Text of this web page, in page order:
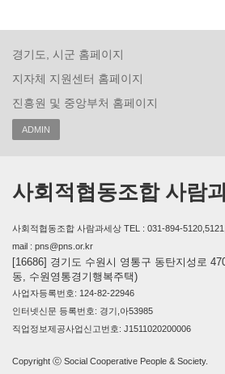
경기도, 시군 홈페이지
지자체 지원센터 홈페이지
진흥원 및 중앙부처 홈페이지
ADMIN
사회적협동조합 사람
사회적협동조합 사람과세상 TEL : 031-894-
mail : pns@pns.or.kr
[16686] 경기도 수원시 영통구 동탄지성로
동, 수원영통경기행복주택)
사업자등록번호: 124-82-22946
인터넷신문 등록번호: 경기,아53985
직업정보제공사업신고번호: J1511020200006
Copyright ⓒ Social Cooperative People & Society.